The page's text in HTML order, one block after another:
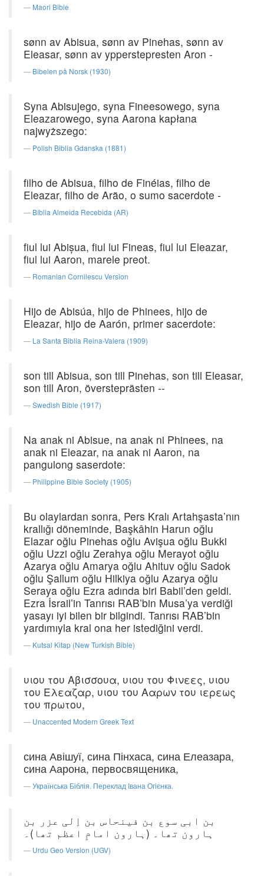
Maori Bible
sønn av Abisua, sønn av Pinehas, sønn av
Eleasar, sønn av ypperstepresten Aron -
Bibelen på Norsk (1930)
Syna Abisujego, syna Fineesowego, syna
Eleazarowego, syna Aarona kapłana
najwyższego:
Polish Biblia Gdanska (1881)
filho de Abisua, filho de Finéias, filho de
Eleazar, filho de Arão, o sumo sacerdote -
Bíblia Almeida Recebida (AR)
fiul lui Abişua, fiul lui Fineas, fiul lui Eleazar,
fiul lui Aaron, marele preot.
Romanian Cornilescu Version
Hijo de Abisúa, hijo de Phinees, hijo de
Eleazar, hijo de Aarón, primer sacerdote:
La Santa Biblia Reina-Valera (1909)
son till Abisua, son till Pinehas, son till Eleasar,
son till Aron, översteprästen --
Swedish Bible (1917)
Na anak ni Abisue, na anak ni Phinees, na
anak ni Eleazar, na anak ni Aaron, na
pangulong saserdote:
Philippine Bible Society (1905)
Bu olaylardan sonra, Pers Kralı Artahşasta’nın
krallığı döneminde, Başkâhin Harun oğlu
Elazar oğlu Pinehas oğlu Avişua oğlu Bukki
oğlu Uzzi oğlu Zerahya oğlu Merayot oğlu
Azarya oğlu Amarya oğlu Ahituv oğlu Sadok
oğlu Şallum oğlu Hilkiya oğlu Azarya oğlu
Seraya oğlu Ezra adında biri Babil’den geldi.
Ezra İsrail’in Tanrısı RAB’bin Musa’ya verdiği
yasayı iyi bilen bir bilgindi. Tanrısı RAB’bin
yardımıyla kral ona her istediğini verdi.
Kutsal Kitap (New Turkish Bible)
υιου του Αβισσουα, υιου του Φινεες, υιου
του Ελεαζαρ, υιου του Ααρων του ιερεως
του πρωτου,
Unaccented Modern Greek Text
сина Авішуї, сина Пінхаса, сина Елеазара,
сина Аарона, первосвященика,
Українська Біблія. Переклад Івана Огієнка.
بن ابی سوع بن فینحاس بن اِلی عزر بن
ہارون تھا۔ (ہارون امامِ اعظم تھا)۔
Urdu Geo Version (UGV)